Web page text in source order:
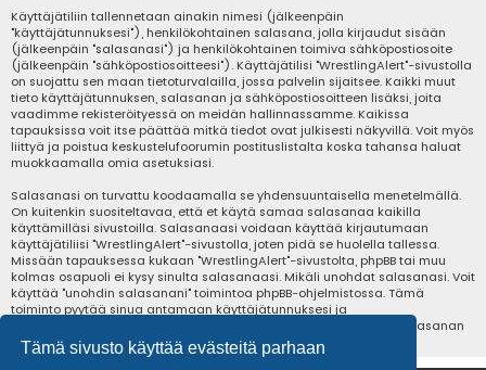
Tämä sivusto käyttää evästeitä parhaan
Käyttäjätiliin tallennetaan ainakin nimesi (jälkeenpäin
"käyttäjätunnuksesi"), henkilökohtainen salasana, jolla kirjaudut sisään
(jälkeenpäin "salasanasi") ja henkilökohtainen toimiva sähköpostiosoite
(jälkeenpäin "sähköpostiosoitteesi"). Käyttäjätilisi "WrestlingAlert"-sivustolla
on suojattu sen maan tietoturvalailla, jossa palvelin sijaitsee. Kaikki muut
tieto käyttäjätunnuksen, salasanan ja sähköpostiosoitteen lisäksi, joita
vaadimme rekisteröityessä on meidän hallinnassamme. Kaikissa
tapauksissa voit itse päättää mitkä tiedot ovat julkisesti näkyvillä. Voit myös
liittyä ja poistua keskustelufoorumin postituslistalta koska tahansa haluat
muokkaamalla omia asetuksiasi.
Salasanasi on turvattu koodaamalla se yhdensuuntaisella menetelmällä.
On kuitenkin suositeltavaa, että et käytä samaa salasanaa kaikilla
käyttämilläsi sivustoilla. Salasanaasi voidaan käyttää kirjautumaan
käyttäjätiliisi "WrestlingAlert"-sivustolla, joten pidä se huolella tallessa.
Missään tapauksessa kukaan "WrestlingAlert"-sivustolta, phpBB tai muu
kolmas osapuoli ei kysy sinulta salasanaasi. Mikäli unohdat salasanasi. Voit
käyttää "unohdin salasanani" toimintoa phpBB-ohjelmistossa. Tämä
toiminto pyytää sinua antamaan käyttäjätunnuksesi ja
sähköpostiosoitteesi, jonka jälkeen phpBB-ohjelmisto luo uuden salasanan
ja voit kirjautua jälleen sisään.